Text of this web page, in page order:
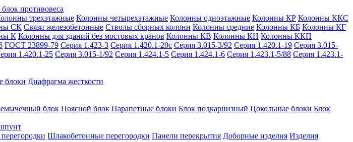
противовеса
трехэтажные Колонны четырехэтажные Колонны одноэтажные Колонны КР Колонны ККС
СК Связи железобетонные Стволы сборных колонн Колонны средние Колонны КБ Колонны КГ
К Колонны для зданий без мостовых кранов Колонны КВ Колонны КН Колонны ККП
ГОСТ 23899-79 Серия 1.423-3 Серия 1.420.1-20с Серия 3.015-3/92 Серия 1.420.1-19 Серия 3.015-
1.420.1-25 Серия 3.015-1/92 Серия 1.424.1-5 Серия 1.424.1-6 Серия 1.423.1-5/88 Серия 1.423.1-
блоки Диафрагма жесткости
блок Поясной блок Парапетные блоки Блок подкарнизный Цокольные блоки Блок
Шлакобетонные перегородки Панели перекрытия Доборные изделия Изделия